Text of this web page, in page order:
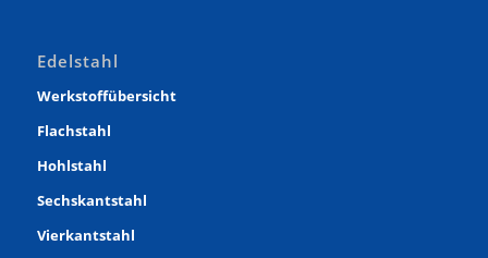
Edelstahl
Werkstoffübersicht
Flachstahl
Hohlstahl
Sechskantstahl
Vierkantstahl